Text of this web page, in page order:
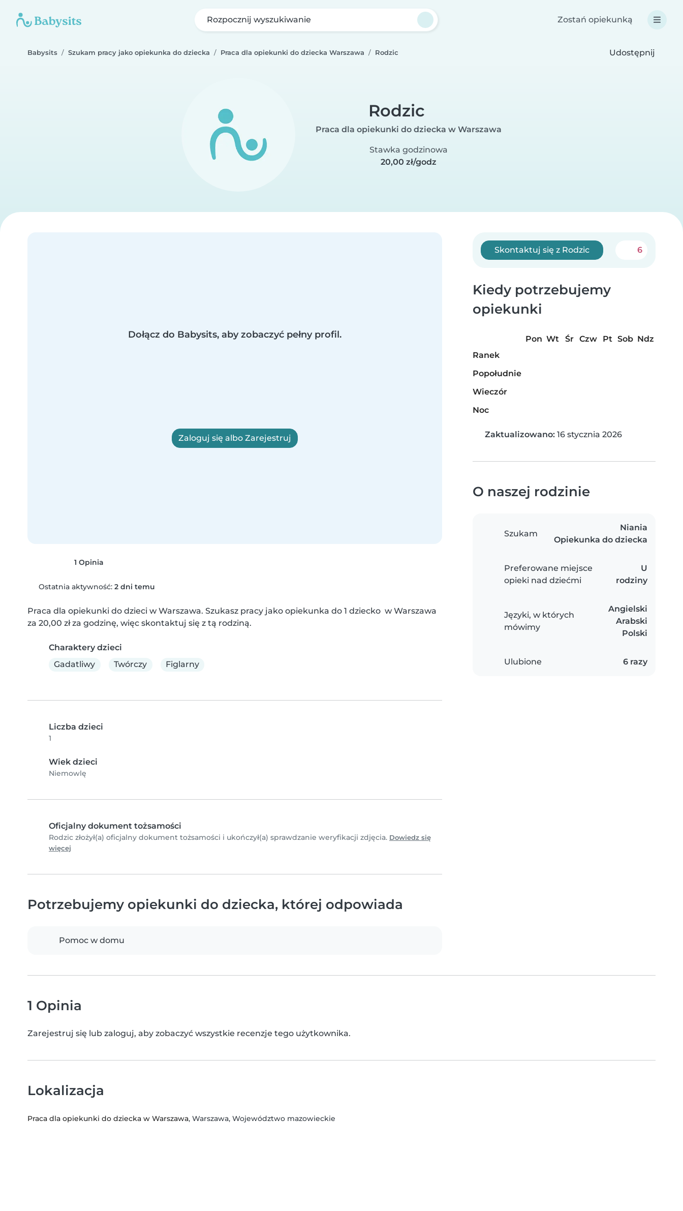
Rozpocznij wyszukiwanie Zostań opiekunką
Babysits Szukam pracy jako opiekunka do dziecka Praca dla opiekunki do dziecka Warszawa Rodzic Udostępnij
Rodzic
Praca dla opiekunki do dziecka w Warszawa
Stawka godzinowa
20,00 zł/godz
Dołącz do Babysits, aby zobaczyć pełny profil.
Zaloguj się albo Zarejestruj
1 Opinia
Ostatnia aktywność: 2 dni temu
Praca dla opiekunki do dzieci w Warszawa. Szukasz pracy jako opiekunka do 1 dziecko  w Warszawa
za 20,00 zł za godzinę, więc skontaktuj się z tą rodziną.
Charaktery dzieci
Gadatliwy
Twórczy Figlarny
Liczba dzieci
1
Wiek dzieci
Niemowlę
Oficjalny dokument tożsamości
Rodzic złożył(a) oficjalny dokument tożsamości i ukończył(a) sprawdzanie weryfikacji zdjęcia. Dowiedz się
więcej
Skontaktuj się z Rodzic 6
Kiedy potrzebujemy
opiekunki
Pon Wt Śr Czw Pt Sob Ndz
Ranek
Popołudnie
Wieczór
Noc
Zaktualizowano: 16 stycznia 2026
O naszej rodzinie
Szukam
Niania
Opiekunka do dziecka
Preferowane miejsce
opieki nad dziećmi
U
rodziny
Języki, w których
mówimy
Angielski
Arabski
Polski
Ulubione 6 razy
Potrzebujemy opiekunki do dziecka, której odpowiada
Pomoc w domu
1 Opinia
Zarejestruj się lub zaloguj, aby zobaczyć wszystkie recenzje tego użytkownika.
Lokalizacja
Praca dla opiekunki do dziecka w Warszawa, Warszawa, Województwo mazowieckie